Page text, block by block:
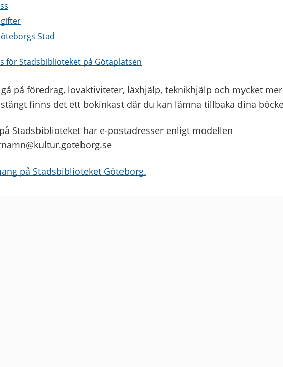
Stad
för Stadsbiblioteket på Götaplatsen
på föredrag, lovaktiviteter, läxhjälp, teknikhjälp och mycket
finns det ett bokinkast där du kan lämna tillbaka dina
Stadsbiblioteket har e-postadresser enligt modellen
på Stadsbiblioteket Göteborg.